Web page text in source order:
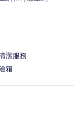
潔服務
箱